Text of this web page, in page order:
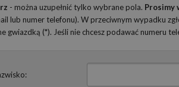
- można uzupełnić tylko wybrane pola. Prosimy
lub numer telefonu). W przeciwnym wypadku
gwiazdką (*). Jeśli nie chcesz podawać numeru